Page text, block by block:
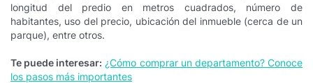
longitud del predio en metros cuadrados, número de
habitantes, uso del precio, ubicación del inmueble (cerca de un
parque), entre otros.
Te puede interesar: ¿Cómo comprar un departamento? Conoce
los pasos más importantes